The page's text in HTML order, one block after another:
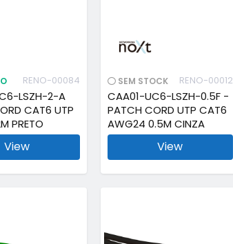
RENO-00084
LSZH-2-A
CAT6 UTP
PRETO
View
SEM STOCK RENO-00012
CAA01-UC6-LSZH-0.5F -
PATCH CORD UTP CAT6
AWG24 0.5M CINZA
View